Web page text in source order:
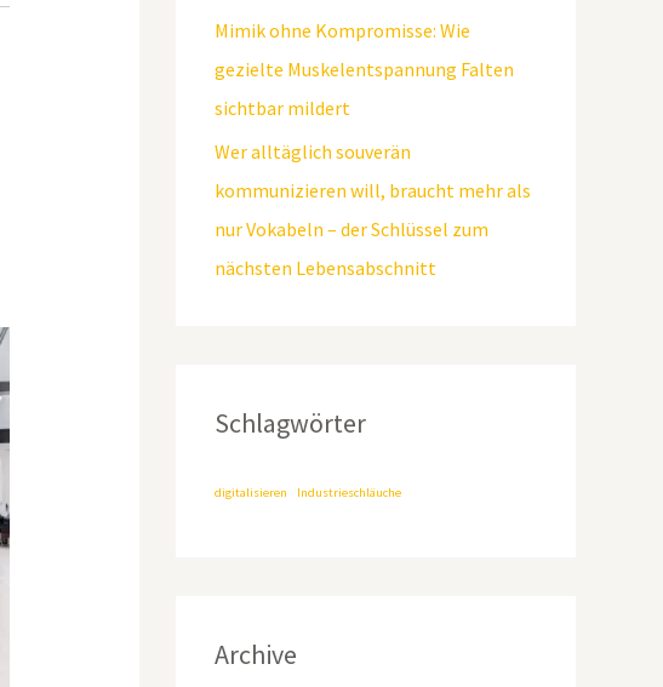
Mimik ohne Kompromisse: Wie
gezielte Muskelentspannung Falten
sichtbar mildert
Wer alltäglich souverän
kommunizieren will, braucht mehr als
nur Vokabeln – der Schlüssel zum
nächsten Lebensabschnitt
Schlagwörter
digitalisieren Industrieschläuche
Archive